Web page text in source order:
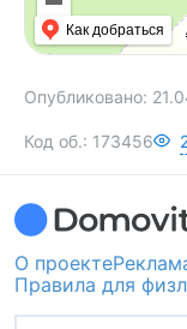
Как добраться
Опубликовано:
Код об.: 173456
О проекте
Правила для